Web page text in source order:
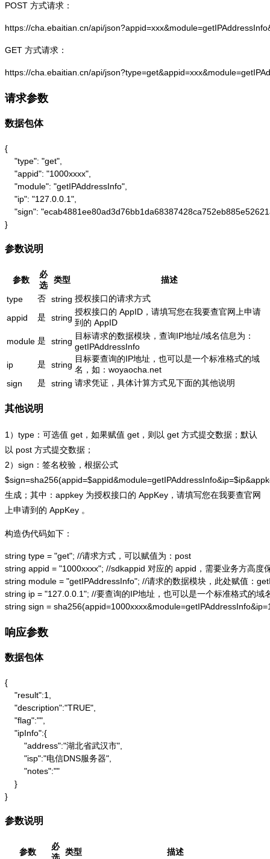
POST 方式请求：
https://cha.ebaitian.cn/api/
GET 方式请求：
https://cha.ebaitian.cn/api/
请求参数
数据包体
{
    "type": "get",
    "appid": "1000xxxx",
    "module": "getIPAddressInfo",
    "ip": "127.0.0.1",
"sign":
}
参数说明
参数
必
选
类型
描述
type
否 string 授权接口的请求方式
appid
是 string
授权接口的 AppID，请填写您在我要查官网上申请
到的 AppID
module 是 string
目标请求的数据模块，查询IP地址/域名信息为：
getIPAddressInfo
ip
是 string
目标要查询的IP地址，也可以是一个标准格式的域
名，如：woyaocha.net
sign
是 string 请求凭证，具体计算方式见下面的其他说明
其他说明
1）type：可选值 get，如果赋值 get，则以 get 方式提交数据；默认
以 post 方式提交数据；
2）sign：签名校验，根据公式
生成；其中：appkey 为授权接口的 AppKey，请填写您在我要查官网
上申请到的 AppKey 。
构造伪代码如下：
string type = "get"; //请求方式，可以赋值为：post
string appid = "1000xxxx"; //sdkappid 对应的 appid，需要业务方高度
string module = "getIPAddressInfo"; //请求的数据模块，此处赋值：
string ip = "127.0.0.1"; //要查询的IP地址，也可以是一个标准格式的域
string sign =
响应参数
数据包体
{
    "result":1,
    "description":"TRUE",
    "flag":"",
    "ipInfo":{
        "address":"湖北省武汉市",
        "isp":"电信DNS服务器",
        "notes":""
    }
}
参数说明
参数
必
类型 描述